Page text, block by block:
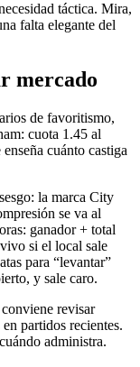
táctica. Mira,
falta elegante del
mercado
de favoritismo,
cuota 1.45 al
cuánto castiga
la marca City
se va al
ganador + total
si el local sale
para “levantar”
y sale caro.
revisar
partidos recientes.
administra.